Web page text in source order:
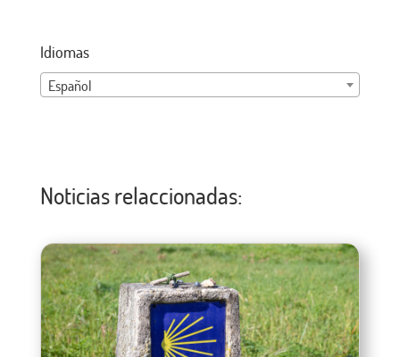
Idiomas
Español
Noticias relaccionadas: